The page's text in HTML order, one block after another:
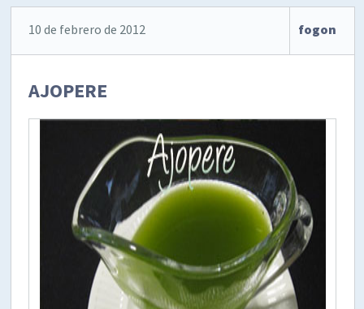
10 de febrero de 2012 fogon
AJOPERE